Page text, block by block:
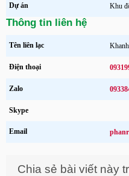
Dự án Khu
Thông tin liên hệ
Tên liên lạc
Điện thoại
Zalo
Skype
Email
Chia sẻ bài viết này